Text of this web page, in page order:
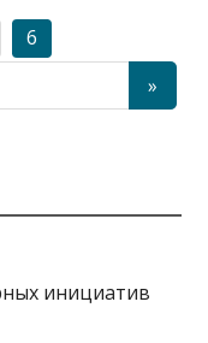
6
инициатив